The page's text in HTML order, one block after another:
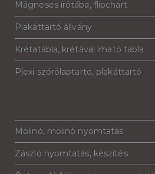
Mágneses írótába, flipchart
Plakáttartó állvány
Krétatábla, krétával írható tábla
Plexi szórólaptartó, plakáttartó
Molinó, molinó nyomtatás
Zászló nyomtatás, készítés